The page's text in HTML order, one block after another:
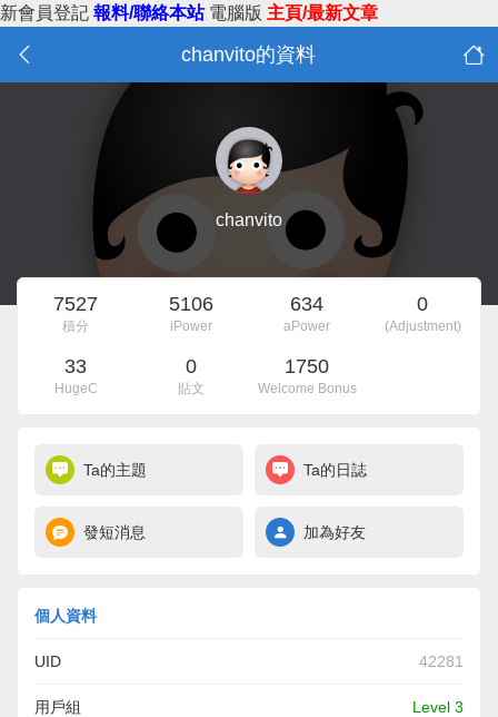
新會員登記 報料/聯絡本站 電腦版 主頁/最新文章
chanvito的資料
chanvito
7527
積分
5106
iPower
634
aPower
0
(Adjustment)
33
HugeC
0
貼文
1750
Welcome Bonus
Ta的主題 Ta的日誌
發短消息 加為好友
個人資料
UID 42281
用戶組 Level 3